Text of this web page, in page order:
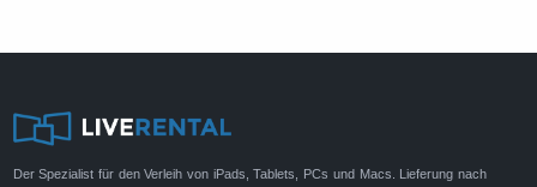
Der Spezialist für den Verleih von iPads, Tablets, PCs und Macs. Lieferung nach